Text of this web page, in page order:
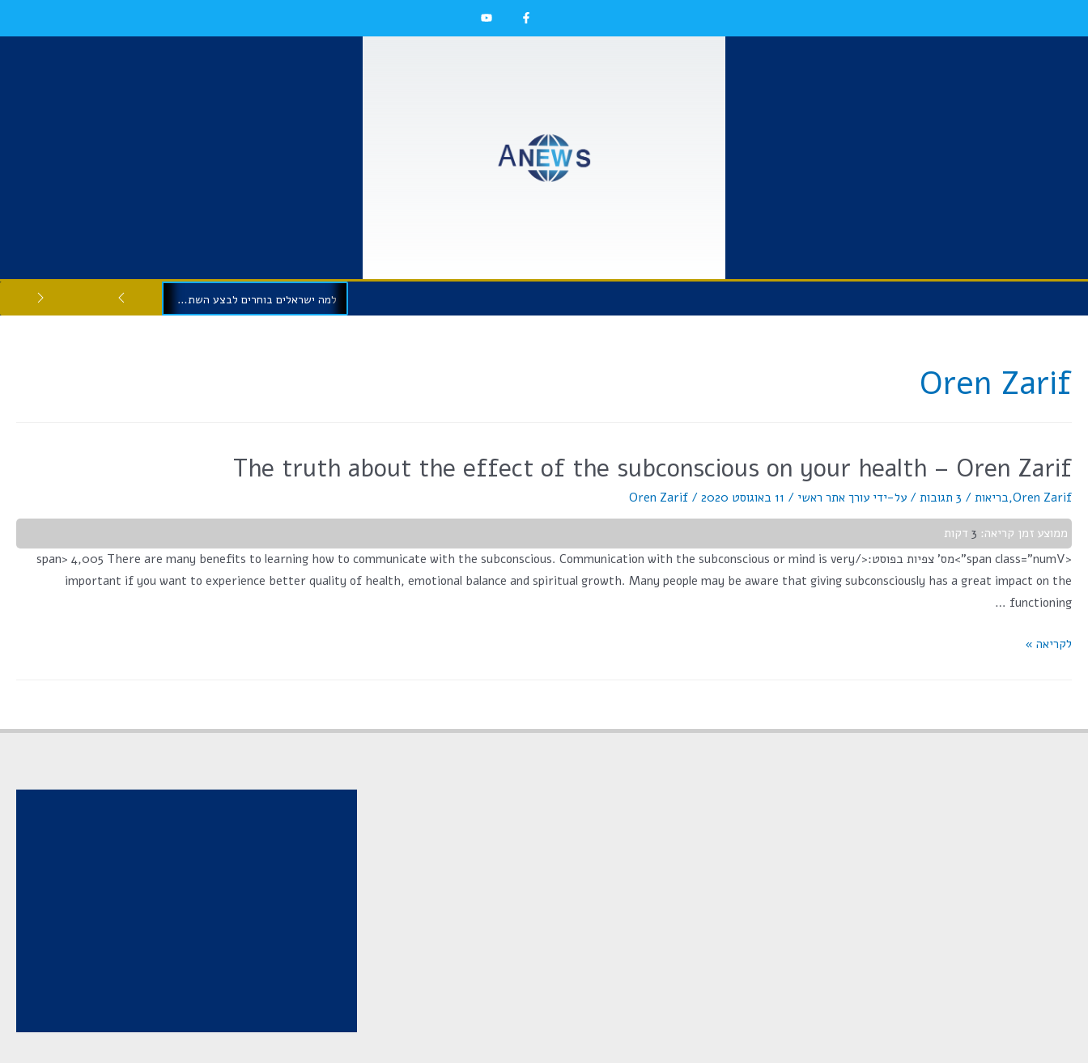
למה ישראלים בוחרים לבצע השתלות שיניים בגיאורגיה?
Oren Zarif
The truth about the effect of the subconscious on your health – Oren Zarif
Oren Zarif
,בריאות / 3 תגובות / על-ידי עורך אתר ראשי / 11 באוגוסט 2020 /
Oren Zarif
ממוצע זמן קריאה: 3 דקות
<span class="numV">מס' צפיות בפוסט:</span> 4,005 There are many benefits to learning how to communicate with the subconscious. Communication with the subconscious or mind is very
important if you want to experience better quality of health, emotional balance and spiritual growth. Many people may be aware that giving subconsciously has a great impact on the
functioning …
לקריאה »